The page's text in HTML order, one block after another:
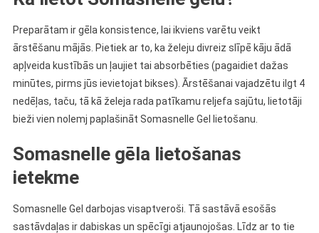
Preparātam ir gēla konsistence, lai ikviens varētu veikt
ārstēšanu mājās. Pietiek ar to, ka želeju divreiz slīpē kāju ādā
apļveida kustībās un ļaujiet tai absorbēties (pagaidiet dažas
minūtes, pirms jūs ievietojat bikses). Ārstēšanai vajadzētu ilgt 4
nedēļas, taču, tā kā želeja rada patīkamu reljefa sajūtu, lietotāji
bieži vien nolemj paplašināt Somasnelle Gel lietošanu.
Somasnelle gēla lietošanas
ietekme
Somasnelle Gel darbojas visaptveroši. Tā sastāvā esošās
sastāvdaļas ir dabiskas un spēcīgi atjaunojošas. Līdz ar to tie